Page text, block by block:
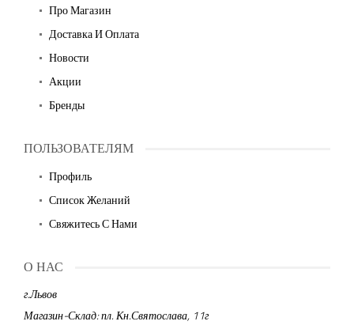
Про Магазин
Доставка И Оплата
Новости
Акции
Бренды
ПОЛЬЗОВАТЕЛЯМ
Профиль
Список Желаний
Свяжитесь С Нами
О НАС
г.Львов
Магазин-Склад: пл. Кн.Святослава, 11г